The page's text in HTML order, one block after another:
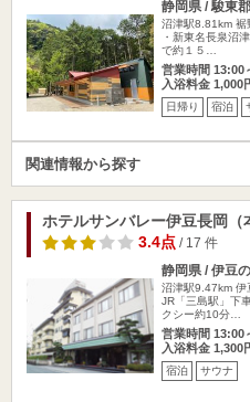
静岡県 / 駿東
沼津駅8.81km 裾
・新東名長泉沼
で約１５…
営業時間 13:00
入浴料金 1,000
日帰り 宿泊
関連情報から探す
ホテルサンバレー伊豆長岡（
3.4点/ 17 件
静岡県 / 伊豆
沼津駅9.47km 伊
JR「三島駅」下
クシー約10分…
営業時間 13:00
入浴料金 1,300
宿泊 サウナ